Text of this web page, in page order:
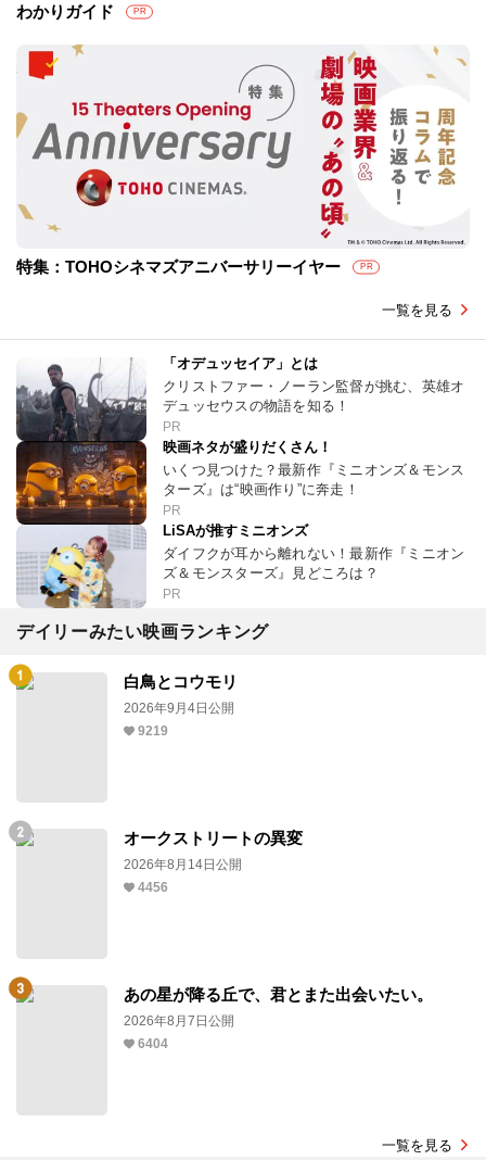
わかりガイド
PR
特集：TOHOシネマズアニバーサリーイヤー PR
一覧を見る
「オデュッセイア」とは
クリストファー・ノーラン監督が挑む、英雄オ
デュッセウスの物語を知る！
PR
映画ネタが盛りだくさん！
いくつ見つけた？最新作『ミニオンズ＆モンス
ターズ』は“映画作り”に奔走！
PR
LiSAが推すミニオンズ
ダイフクが耳から離れない！最新作『ミニオン
ズ＆モンスターズ』見どころは？
PR
デイリーみたい映画ランキング
白鳥とコウモリ
2026年9月4日公開
9219
オークストリートの異変
2026年8月14日公開
4456
あの星が降る丘で、君とまた出会いたい。
2026年8月7日公開
6404
一覧を見る